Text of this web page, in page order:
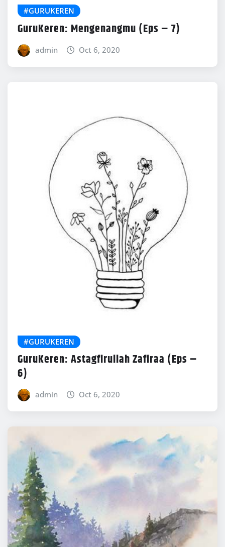
#GURUKEREN
GuruKeren: Mengenangmu (Eps – 7)
admin Oct 6, 2020
#GURUKEREN
GuruKeren: Astagfirullah Zafiraa (Eps –
6)
admin Oct 6, 2020